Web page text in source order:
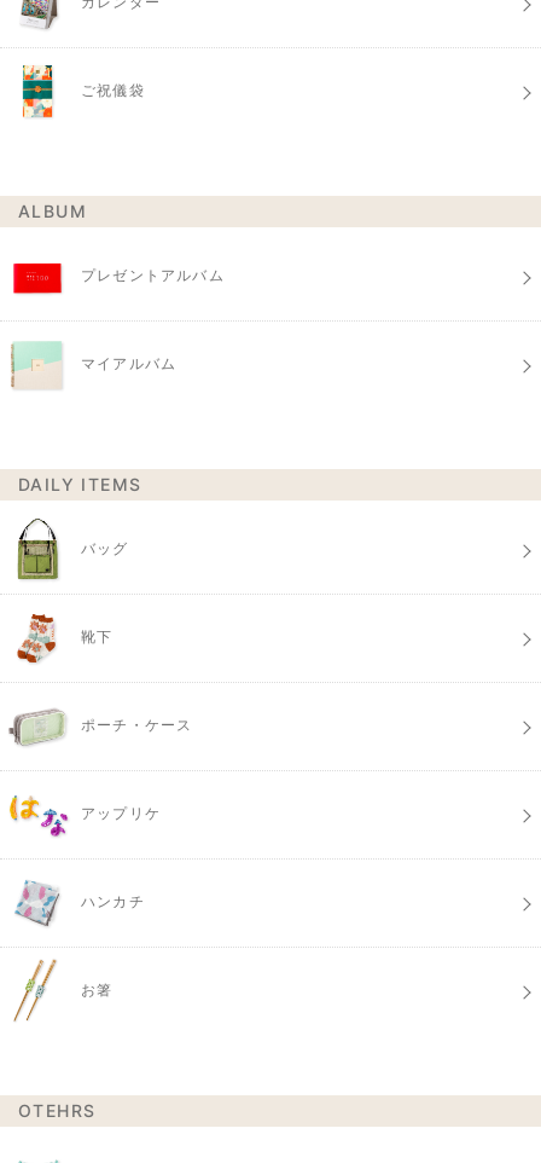
ご祝儀袋
ALBUM
プレゼントアルバム
マイアルバム
DAILY ITEMS
バッグ
靴下
ポーチ・ケース
アップリケ
ハンカチ
お箸
OTEHRS